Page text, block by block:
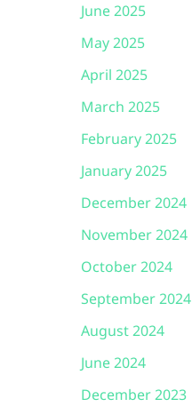
June 2025
May 2025
April 2025
March 2025
February 2025
January 2025
December 2024
November 2024
October 2024
September 2024
August 2024
June 2024
December 2023